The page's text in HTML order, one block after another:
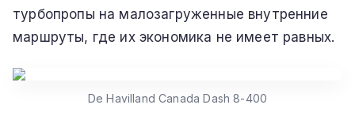
турбопропы на малозагруженные внутренние
маршруты, где их экономика не имеет равных.
De Havilland Canada Dash 8-400